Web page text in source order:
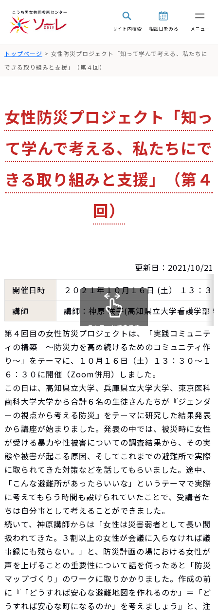
サイト内検索 相談日をみる メニュー
トップページ > 女性防災プロジェクト「知って学んで考える、私たちに
できる取り組みと支援」（第４回）
女性防災プロジェクト「知っ
て学んで考える、私たちにで
きる取り組みと支援」（第４
回）
更新日：2021/10/21
開催日時
２０２１年１０月１６日 (土） １３：３
講師
講師：神原 咲子(高知県立大学看護学部
スクロールできます
第４回目の女性防災プロジェクトは、「実践コミュニテ
ィの構築 ～防災力を高め続けるためのコミュニティ作
り～」をテーマに、１０月１６日（土）１３：３０～１
６：３０に開催（Zoom併用）しました。
この日は、高知県立大学、兵庫県立大学大学、東京医科
歯科大学大学から合計６名の生徒さんたちが『ジェンダ
ーの視点から考える防災』をテーマに研究した結果発表
から講座が始まりました。発表の中では、被災時に女性
が受ける暴力や性被害についての調査結果から、その実
態や被害が起こる原因、そしてこれまでの避難所で実際
に取られてきた対策などを話してもらいました。途中、
「こんな避難所があったらいいな」というテーマで実際
に考えてもらう時間も設けられていたことで、受講者た
ちは自分事として考えることができました。
続いて、神原講師からは「女性は災害弱者として長い間
扱われてきた。３割以上の女性が会議に入らなければ議
事録にも残らない。」と、防災計画の場における女性が
声を上げることの重要性について話を伺ったあと「防災
マップづくり」のワークに取りかかりました。作成の前
に『「どうすれば安心な避難地図を作れるのか」＝「ど
うすれば安心な町になるのか」を考えましょう』と、注